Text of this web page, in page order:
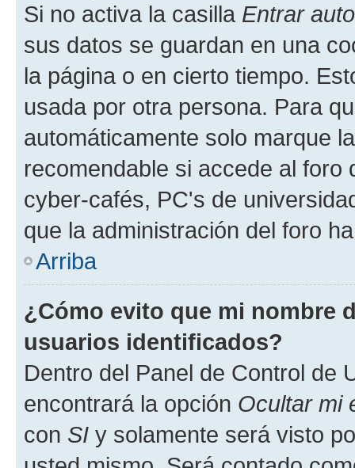
Si no activa la casilla Entrar
sus datos se guardan en una
la página o en cierto tiempo.
usada por otra persona. Para
automáticamente solo marque
recomendable si accede al foro
cyber-cafés, PC's de
que la administración del foro
Arriba
¿Cómo evito que mi nombre
usuarios identificados?
Dentro del Panel de Control de
encontrará la opción Ocultar mi
con SI y solamente será visto